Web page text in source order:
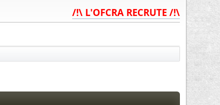
/!\ L'OFCRA RECRUTE /!\